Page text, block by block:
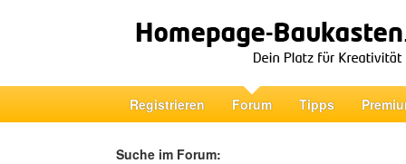
Registrieren Forum Tipps
Suche im Forum: